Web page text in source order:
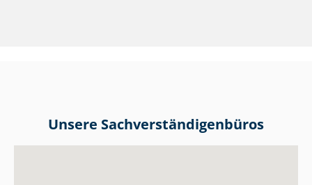
Unsere Sach­ver­stän­di­gen­bü­ros